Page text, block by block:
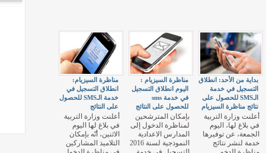
مناظرة السيزيام:
انطلاق التسجيل في
خدمة الـSMS للحصول
على النتائج
أعلنت وزارة التربية
في بلاغ لها اليوم
الاثنين، أنّه بإمكان
التلاميذ المشاركين
مناظرة السيزيام :
اليوم انطلاق التسجيل
في خدمة sms
للحصول على النتائج
بإمكان المترشحين
لمناظرة الدخول إلى
المدارس الاعدادية
النموذجية لسنة 2016
بداية من الأحد: انطلاق
التسجيل في خدمة
الـSMS للحصول على
نتائج مناظرة السيزيام
أعلنت وزارة التربية
في بلاغ لها، اليوم
الجمعة، عن توفيرها
خدمة لنشر نتائج